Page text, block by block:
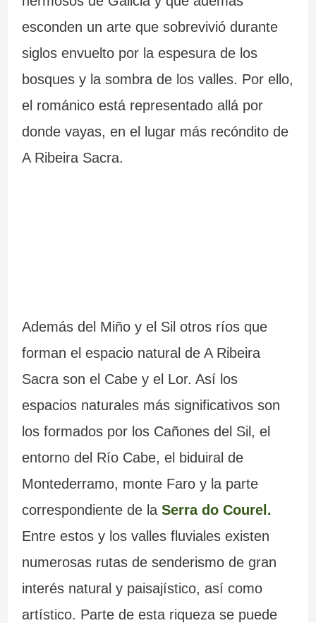
esconden un arte que sobrevivió durante
siglos envuelto por la espesura de los
bosques y la sombra de los valles. Por ello,
el románico está representado allá por
donde vayas, en el lugar más recóndito de
A Ribeira Sacra.
Además del Miño y el Sil otros ríos que
forman el espacio natural de A Ribeira
Sacra son el Cabe y el Lor. Así los
espacios naturales más significativos son
los formados por los Cañones del Sil, el
entorno del Río Cabe, el biduiral de
Montederramo, monte Faro y la parte
correspondiente de la Serra do Courel.
Entre estos y los valles fluviales existen
numerosas rutas de senderismo de gran
interés natural y paisajístico, así como
artístico. Parte de esta riqueza se puede